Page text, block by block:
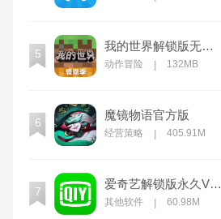
5
我的世界解锁版无限钻石无限绿宝石
动作冒险 132MB
6
魔镜物语官方版
经营策略 405.91M
7
爱奇艺解锁版永久VIP下载
其他软件 60.98M